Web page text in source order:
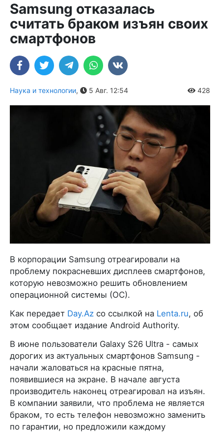
Samsung отказалась
считать браком изъян своих
смартфонов
Наука и технологии, 5 Авг. 12:54 428
В корпорации Samsung отреагировали на
проблему покрасневших дисплеев смартфонов,
которую невозможно решить обновлением
операционной системы (ОС).
Как передает Day.Az со ссылкой на Lenta.ru, об
этом сообщает издание Android Authority.
В июне пользователи Galaxy S26 Ultra - самых
дорогих из актуальных смартфонов Samsung -
начали жаловаться на красные пятна,
появившиеся на экране. В начале августа
производитель наконец отреагировал на изъян.
В компании заявили, что проблема не является
браком, то есть телефон невозможно заменить
по гарантии, но предложили каждому